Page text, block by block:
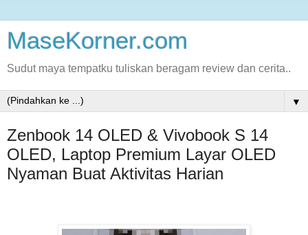
MaseKorner.com
Sudut maya tempatku tuliskan beragam review dan cerita..
▼
Zenbook 14 OLED & Vivobook S 14
OLED, Laptop Premium Layar OLED
Nyaman Buat Aktivitas Harian